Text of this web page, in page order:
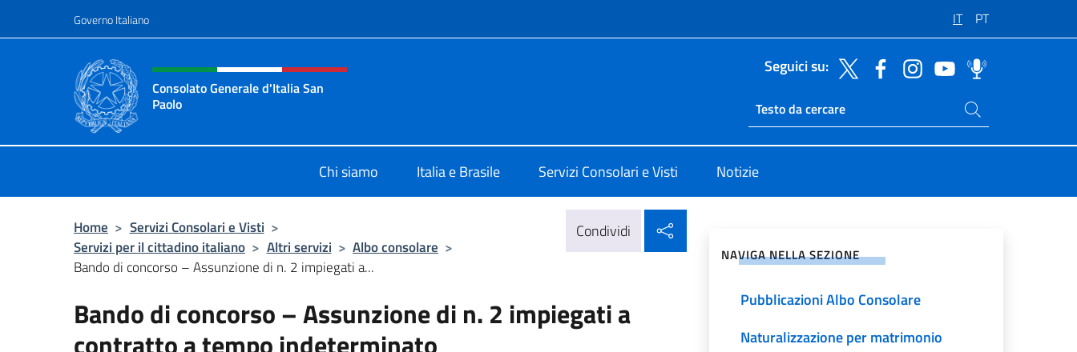
Governo Italiano IT PT
Intestazione sito, social e menù
Consolato Generale d'Italia San
Paolo
Seguici su:
Ricerca sito live
Cerca nel sito
Chi siamo Italia e Brasile Servizi Consolari e Visti Notizie
Home > Servizi Consolari e Visti >
Servizi per il cittadino italiano > Altri servizi > Albo consolare >
Bando di concorso – Assunzione di n. 2 impiegati a...
Condividi
Bando di concorso – Assunzione di n. 2 impiegati a
NAVIGA NELLA SEZIONE
Pubblicazioni Albo Consolare
Naturalizzazione per matrimonio